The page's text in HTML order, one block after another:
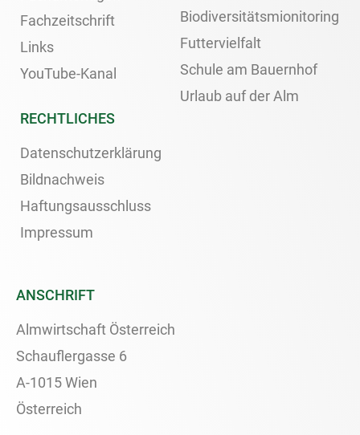
Fachzeitschrift
Links
YouTube-Kanal
Biodiversitätsmionitoring
Futtervielfalt
Schule am Bauernhof
Urlaub auf der Alm
RECHTLICHES
Datenschutzerklärung
Bildnachweis
Haftungsausschluss
Impressum
ANSCHRIFT
Almwirtschaft Österreich
Schauflergasse 6
A-1015 Wien
Österreich